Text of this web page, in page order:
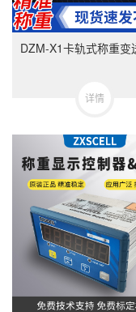
详情